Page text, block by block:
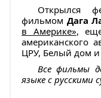
Открылся
фильмом Дага
в Америке»,
американского
ЦРУ, Белый дом и
Все фильмы
языке с